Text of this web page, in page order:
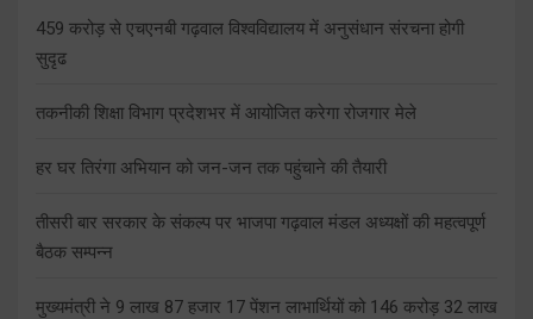
459 करोड़ से एचएनबी गढ़वाल विश्वविद्यालय में अनुसंधान संरचना होगी
सुदृढ
तकनीकी शिक्षा विभाग प्रदेशभर में आयोजित करेगा रोजगार मेले
हर घर तिरंगा अभियान को जन-जन तक पहुंचाने की तैयारी
तीसरी बार सरकार के संकल्प पर भाजपा गढ़वाल मंडल अध्यक्षों की महत्वपूर्ण
बैठक सम्पन्न
मुख्यमंत्री ने 9 लाख 87 हजार 17 पेंशन लाभार्थियों को 146 करोड़ 32 लाख